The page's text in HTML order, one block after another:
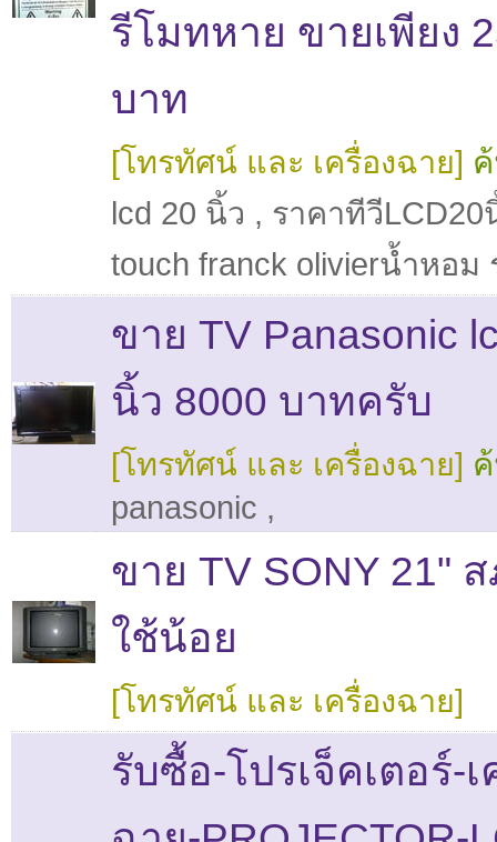
รีโมทหาย ขายเพียง
บาท
[โทรทัศน์ และ เครื่องฉาย]
lcd 20 นิ้ว , ราคาทีวีLCD20
touch franck olivierน้ำหอม
ขาย TV Panasonic
นิ้ว 8000 บาทครับ
[โทรทัศน์ และ เครื่องฉาย]
panasonic ,
ขาย TV SONY 21"
ใช้น้อย
[โทรทัศน์ และ เครื่องฉาย]
รับซื้อ-โปรเจ็คเตอร์-เ